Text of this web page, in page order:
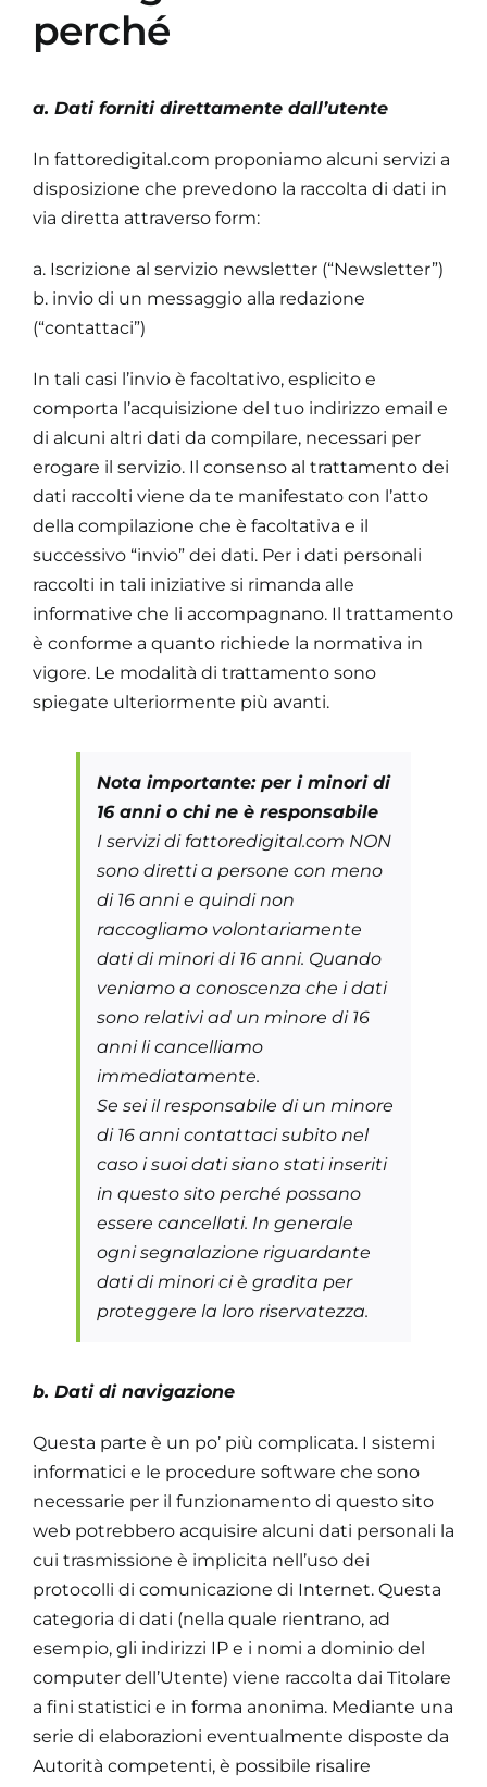
perché
a. Dati forniti direttamente dall’utente
In fattoredigital.com proponiamo alcuni servizi a
disposizione che prevedono la raccolta di dati in
via diretta attraverso form:
a. Iscrizione al servizio newsletter (“Newsletter”)
b. invio di un messaggio alla redazione
(“contattaci”)
In tali casi l’invio è facoltativo, esplicito e
comporta l’acquisizione del tuo indirizzo email e
di alcuni altri dati da compilare, necessari per
erogare il servizio. Il consenso al trattamento dei
dati raccolti viene da te manifestato con l’atto
della compilazione che è facoltativa e il
successivo “invio” dei dati. Per i dati personali
raccolti in tali iniziative si rimanda alle
informative che li accompagnano. Il trattamento
è conforme a quanto richiede la normativa in
vigore. Le modalità di trattamento sono
spiegate ulteriormente più avanti.
Nota importante: per i minori di
16 anni o chi ne è responsabile
I servizi di fattoredigital.com NON
sono diretti a persone con meno
di 16 anni e quindi non
raccogliamo volontariamente
dati di minori di 16 anni. Quando
veniamo a conoscenza che i dati
sono relativi ad un minore di 16
anni li cancelliamo
immediatamente.
Se sei il responsabile di un minore
di 16 anni contattaci subito nel
caso i suoi dati siano stati inseriti
in questo sito perché possano
essere cancellati. In generale
ogni segnalazione riguardante
dati di minori ci è gradita per
proteggere la loro riservatezza.
b. Dati di navigazione
Questa parte è un po’ più complicata. I sistemi
informatici e le procedure software che sono
necessarie per il funzionamento di questo sito
web potrebbero acquisire alcuni dati personali la
cui trasmissione è implicita nell’uso dei
protocolli di comunicazione di Internet. Questa
categoria di dati (nella quale rientrano, ad
esempio, gli indirizzi IP e i nomi a dominio del
computer dell’Utente) viene raccolta dai Titolare
a fini statistici e in forma anonima. Mediante una
serie di elaborazioni eventualmente disposte da
Autorità competenti, è possibile risalire